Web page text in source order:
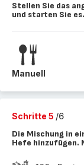
Stellen Sie das
und starten Sie es.
Manuell
Schritte 5 /6
Die Mischung in
Hefe hinzufügen.